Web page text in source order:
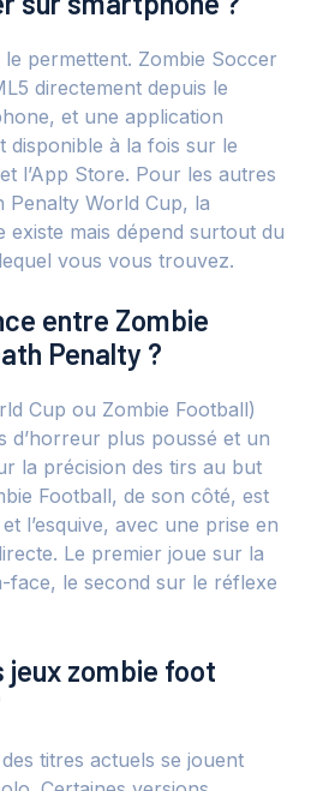
permettent. Zombie Soccer
directement depuis le
et une application
disponible à la fois sur le
l’App Store. Pour les autres
Penalty World Cup, la
existe mais dépend surtout du
vous vous trouvez.
entre Zombie
Penalty ?
Cup ou Zombie Football)
d’horreur plus poussé et un
la précision des tirs au but
Football, de son côté, est
l’esquive, avec une prise en
Le premier joue sur la
face, le second sur le réflexe
zombie foot
titres actuels se jouent